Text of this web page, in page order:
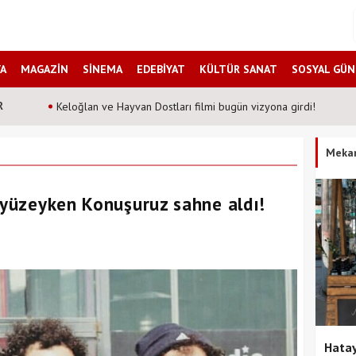
MAGAZİN SİNEMA EDEBİYAT KÜLTÜR SANAT SOSYAL
Oğuzhan Koç ve japon müzik grubu Vivanz Eden aynı
Konuşuruz sahne aldı!